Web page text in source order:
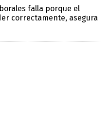
falla porque el
correctamente, asegura